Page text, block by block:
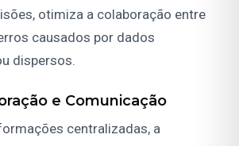
otimiza a colaboração entre
causados por dados
dispersos.
e Comunicação
centralizadas, a